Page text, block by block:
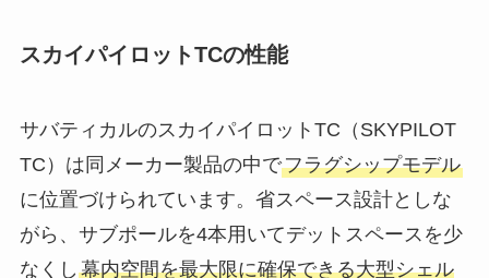
スカイパイロットTCの性能
サバティカルのスカイパイロットTC（SKYPILOT
TC）は同メーカー製品の中でフラグシップモデル
に位置づけられています。省スペース設計としな
がら、サブポールを4本用いてデットスペースを少
なくし 幕内空間を最大限に確保できる大型シェル